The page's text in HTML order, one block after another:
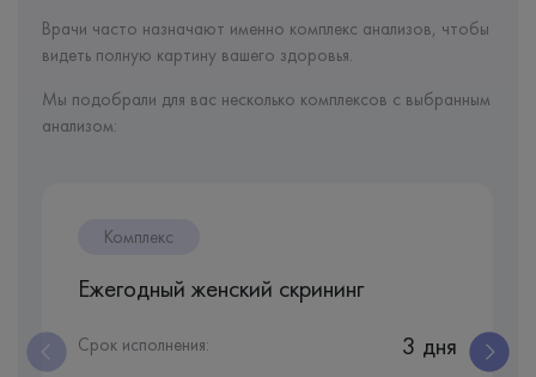
Врачи часто назначают именно комплекс анализов, чтобы
видеть полную картину вашего здоровья.
Мы подобрали для вас несколько комплексов с выбранным
анализом:
Комплекс
Ежегодный женский скрининг
Срок исполнения: 3 дня